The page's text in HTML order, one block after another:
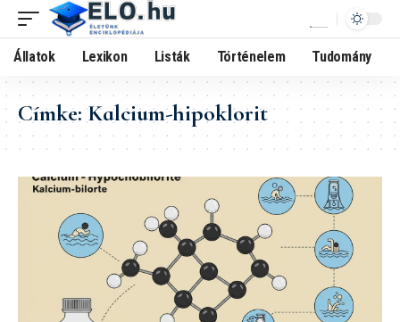
Állatok Lexikon Listák Történelem Tudomány
Címke:Kalcium-hipoklorit